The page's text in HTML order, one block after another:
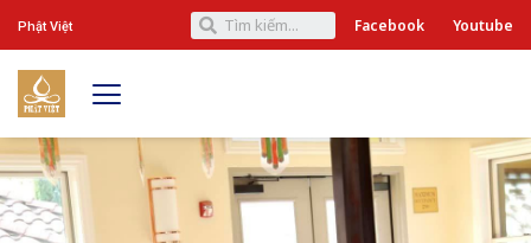
Phật Việt Facebook Youtube